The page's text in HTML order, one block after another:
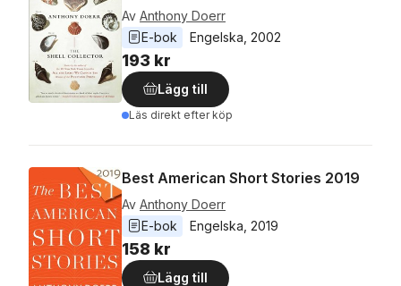
Av Anthony Doerr
E-bok
Engelska 2002
193 kr
Lägg till
Läs direkt efter köp
Best American Short Stories 2019
Av Anthony Doerr
E-bok
Engelska 2019
158 kr
Lägg till